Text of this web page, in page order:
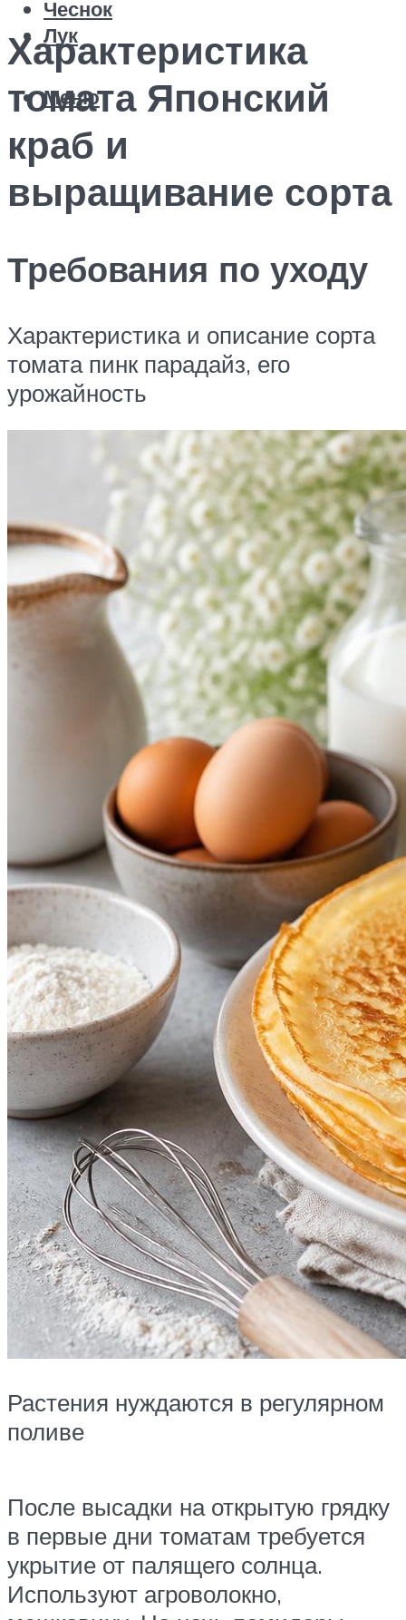
Чеснок
Лук
Меню
Характеристика
томата Японский
краб и
выращивание сорта
Требования по уходу
Характеристика и описание сорта
томата пинк парадайз, его
урожайность
Растения нуждаются в регулярном
поливе
После высадки на открытую грядку
в первые дни томатам требуется
укрытие от палящего солнца.
Используют агроволокно,